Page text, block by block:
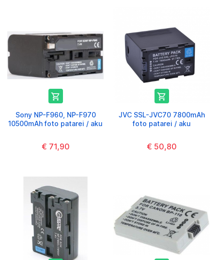

Sony NP-F960, NP-F970
10500mAh foto patarei / aku
€ 71,90

JVC SSL-JVC70 7800mAh
foto patarei / aku
€ 50,80